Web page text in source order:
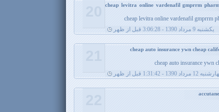
cheap levitra online vardenafil gmprrm
cheap levitra online vardenafil gmprrm
يکشنبه 9 مرداد 1390 - 3:06:28 قبل از ظهر
cheap auto insurance ywn
12 مرداد 1390 - 1:31:42 قبل از ظهر